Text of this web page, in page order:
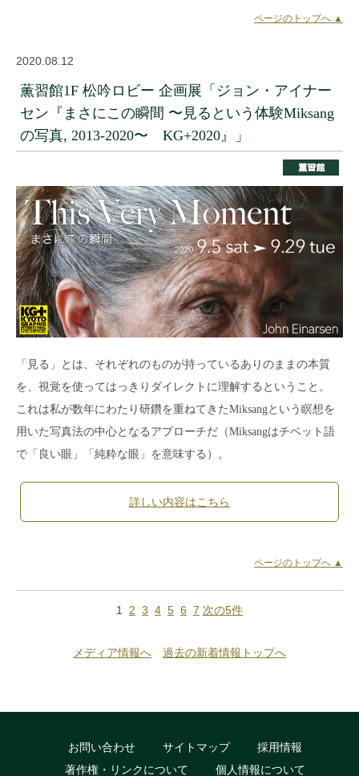
ページのトップへ ▲
2020.08.12
薫習館1F 松吟ロビー 企画展「ジョン・アイナー
セン『まさにこの瞬間 〜見るという体験Miksang
の写真, 2013-2020〜 KG+2020』」
「見る」とは、それぞれのものが持っているありのままの本質
を、視覚を使ってはっきりダイレクトに理解するということ。
これは私が数年にわたり研鑽を重ねてきたMiksangという瞑想を
用いた写真法の中心となるアプローチだ（Miksangはチベット語
で「良い眼」「純粋な眼」を意味する）。
詳しい内容はこちら
ページのトップへ ▲
1 2 3 4 5 6 7 次の5件
メディア情報へ 過去の新着情報トップへ
お問い合わせ サイトマップ
採用情報
著作権・リンクについて
個人情報について